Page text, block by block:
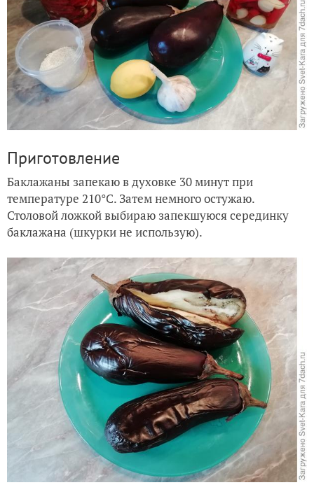
Приготовление
Баклажаны запекаю в духовке 30 минут при
температуре 210°С. Затем немного остужаю.
Столовой ложкой выбираю запекшуюся серединку
баклажана (шкурки не использую).